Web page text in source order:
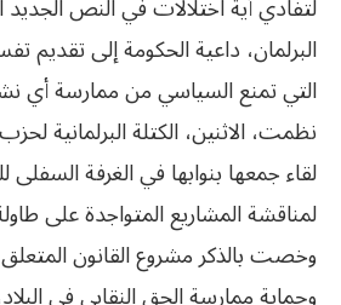
البرلمان، داعية الحكومة إلى تقديم
التي تمنع السياسي من ممارسة أي
نظمت، الاثنين، الكتلة البرلمانية
لقاء جمعها بنوابها في الغرفة
لمناقشة المشاريع المتواجدة على
وخصت بالذكر مشروع القانون المتعلق